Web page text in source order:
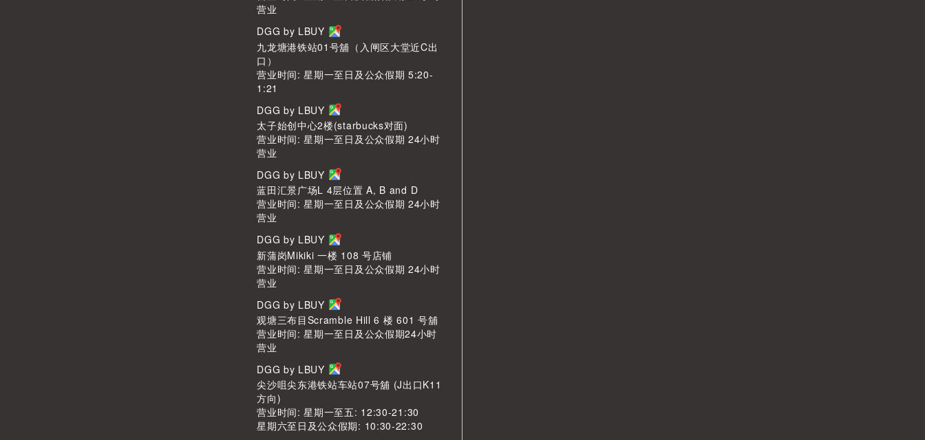
营业
DGG by LBUY
九龙塘港铁站01号舖（入闸区大堂近C出
口）
营业时间: 星期一至日及公众假期 5:20-
1:21
DGG by LBUY
太子始创中心2楼(starbucks对面)
营业时间: 星期一至日及公众假期 24小时
营业
DGG by LBUY
蓝田汇景广场L 4层位置 A, B and D
营业时间: 星期一至日及公众假期 24小时
营业
DGG by LBUY
新蒲岗Mikiki 一楼 108 号店铺
营业时间: 星期一至日及公众假期 24小时
营业
DGG by LBUY
观塘三布目Scramble Hill 6 楼 601 号舖
营业时间: 星期一至日及公众假期24小时
营业
DGG by LBUY
尖沙咀尖东港铁站车站07号舖 (J出口K11
方向)
营业时间: 星期一至五: 12:30-21:30
星期六至日及公众假期: 10:30-22:30